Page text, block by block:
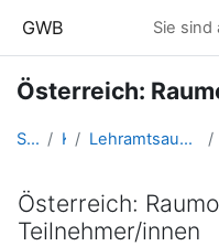
GWB Sie sind
Österreich:
Startseite Kurse Lehramtsausbildung GW im Cluster Österreich Mitte
Österreich:
Teilnehmer/innen